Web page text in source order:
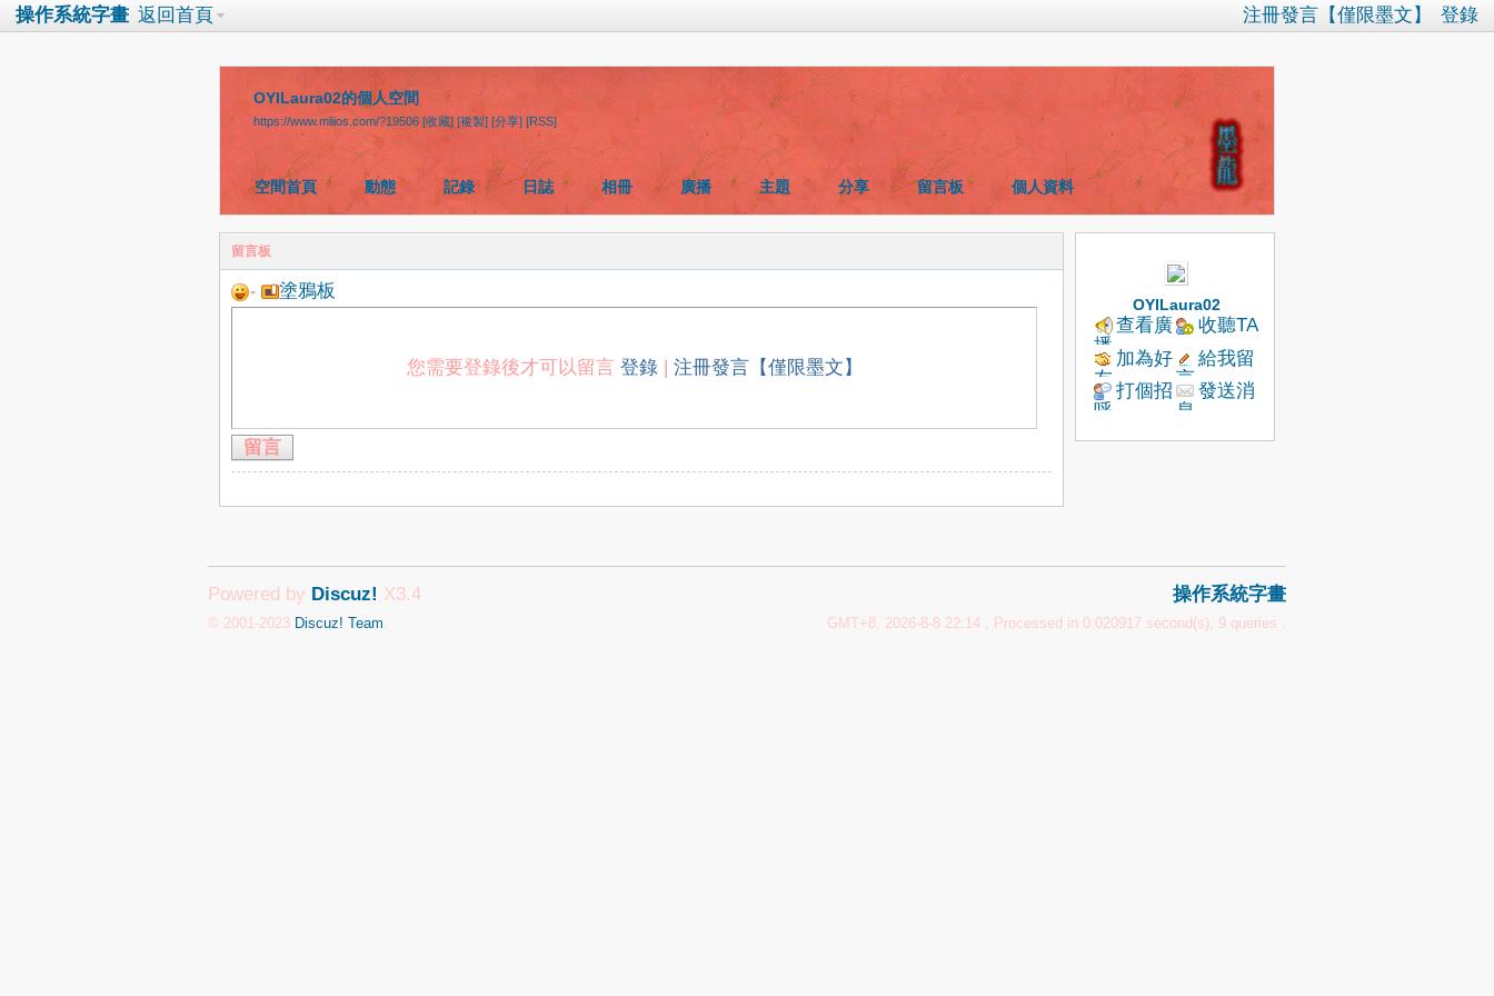
注冊發言【僅限墨文】 登錄
操作系統字畫 返回首頁
OYILaura02的個人空間
https://www.mliios.com/?19506 [收藏] [複製] [分享] [RSS]
空間首頁 動態 記錄 日誌 相冊 廣播 主題 分享 留言板 個人資料
留言板
塗鴉板
您需要登錄後才可以留言 登錄| 注冊發言【僅限墨文】
留言
OYILaura02
查看廣
播
收聽TA
加為好
友
給我留
言
打個招
呼
發送消
息
操作系統字畫
GMT+8, 2026-8-8 22:14 , Processed in 0.020917 second(s), 9 queries .
Powered by Discuz! X3.4
© 2001-2023 Discuz! Team.